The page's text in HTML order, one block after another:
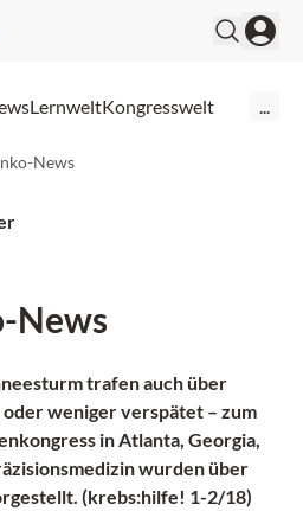
LernweltKongresswelt
News
News
trafen auch über
weniger verspätet – zum
in Atlanta, Georgia,
wurden über
(krebs:hilfe! 1-2/18)